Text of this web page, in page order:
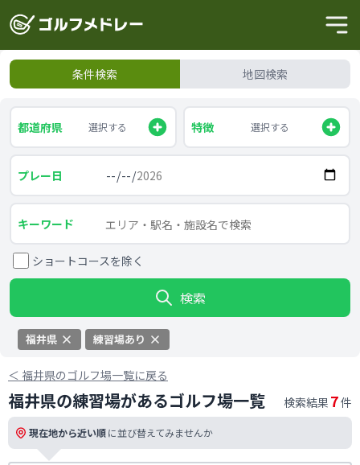
条件検索 地図検索
都道府県 選択する 特徴 選択する
プレー日
キーワード
ショートコースを除く
検索
福井県 練習場あり
＜ 福井県のゴルフ場一覧に戻る
福井県の練習場があるゴルフ場一覧 検索結果 7件
現在地から近い順に並び替えてみませんか